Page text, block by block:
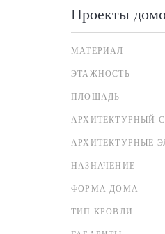
Проекты
МАТЕРИАЛ
ЭТАЖНОСТЬ
ПЛОЩАДЬ
АРХИТЕКТУРНЫЙ
АРХИТЕКТУРНЫЕ
НАЗНАЧЕНИЕ
ФОРМА ДОМА
ТИП КРОВЛИ